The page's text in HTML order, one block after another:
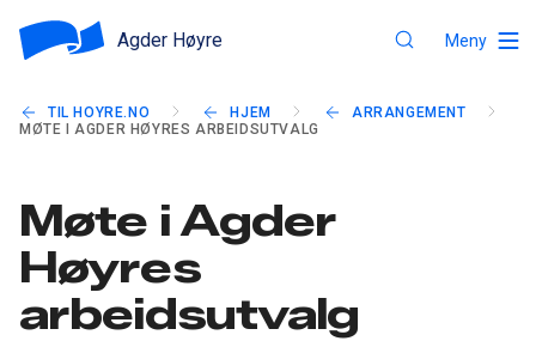
Agder Høyre Meny
TIL HOYRE.NO HJEM
ARRANGEMENT
MØTE I AGDER HØYRES ARBEIDSUTVALG
Møte i Agder
Høyres
arbeidsutvalg